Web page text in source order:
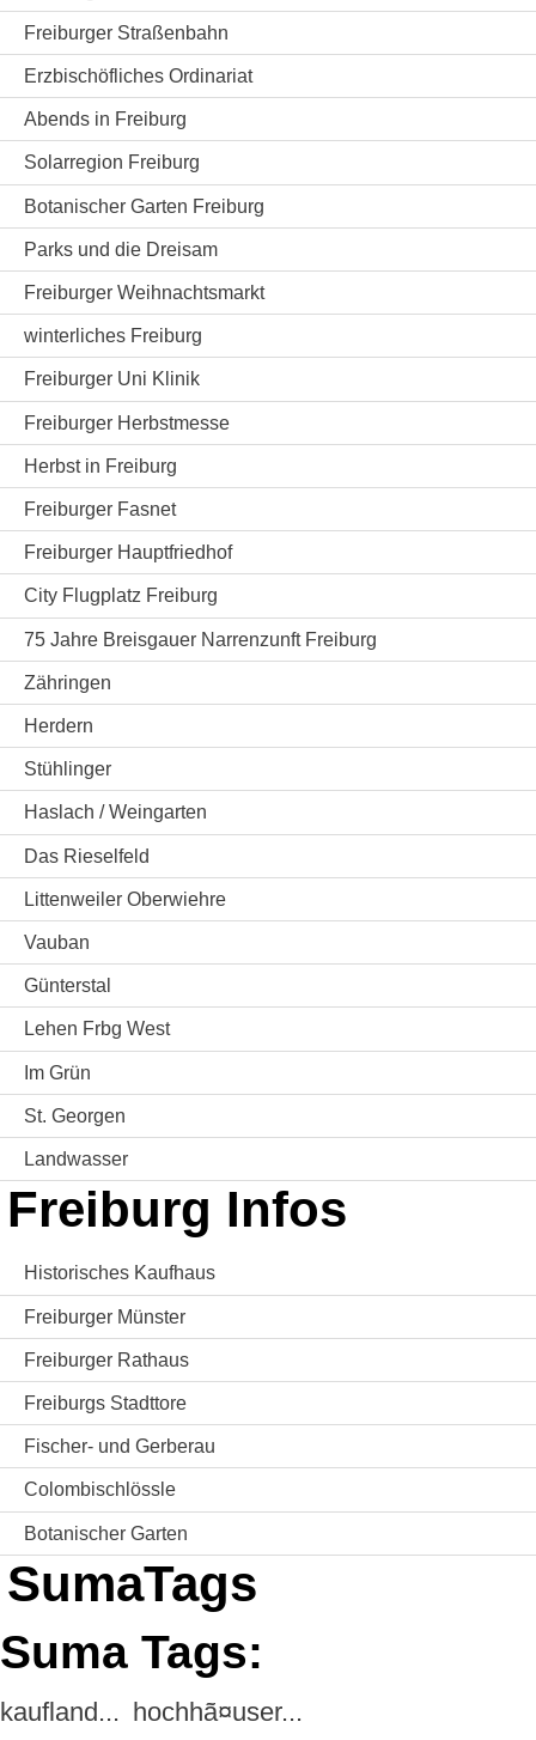
Freiburger Straßenbahn
Erzbischöfliches Ordinariat
Abends in Freiburg
Solarregion Freiburg
Botanischer Garten Freiburg
Parks und die Dreisam
Freiburger Weihnachtsmarkt
winterliches Freiburg
Freiburger Uni Klinik
Freiburger Herbstmesse
Herbst in Freiburg
Freiburger Fasnet
Freiburger Hauptfriedhof
City Flugplatz Freiburg
75 Jahre Breisgauer Narrenzunft Freiburg
Zähringen
Herdern
Stühlinger
Haslach / Weingarten
Das Rieselfeld
Littenweiler Oberwiehre
Vauban
Günterstal
Lehen Frbg West
Im Grün
St. Georgen
Landwasser
Freiburg Infos
Historisches Kaufhaus
Freiburger Münster
Freiburger Rathaus
Freiburgs Stadttore
Fischer- und Gerberau
Colombischlössle
Botanischer Garten
SumaTags
Suma Tags:
kaufland... hochhã¤user...